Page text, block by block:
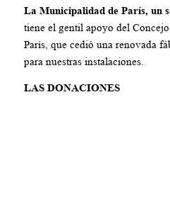
La Municipalidad de París, un
tiene el gentil apoyo del
París, que cedió una renovada
para nuestras instalaciones.
LAS DONACIONES